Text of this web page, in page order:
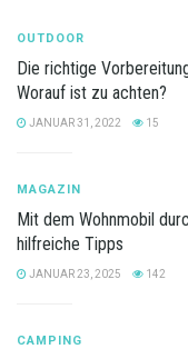
OUTDOOR
Die richtige
Worauf ist zu achten?
JANUAR 31, 2022 15
MAGAZIN
Mit dem Wohnmobil
hilfreiche Tipps
JANUAR 23, 2025 142
CAMPING